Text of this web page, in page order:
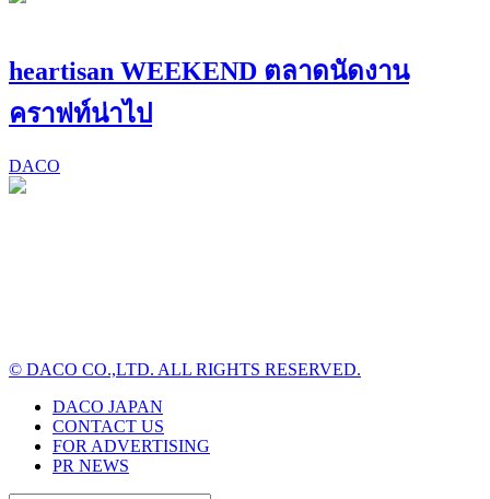
heartisan WEEKEND ตลาดนัดงาน
คราฟท์น่าไป
DACO
© DACO CO.,LTD. ALL RIGHTS RESERVED.
DACO JAPAN
CONTACT US
FOR ADVERTISING
PR NEWS